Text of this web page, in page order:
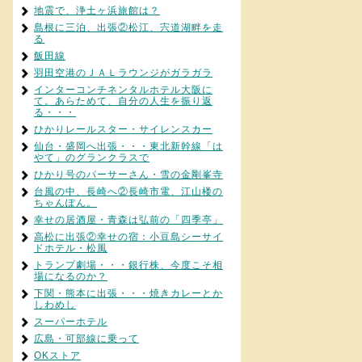
地震で、浄土ヶ浜旅館は？
島根に三泊、出張②松江、宍道湖畔を走
る
飯田線
羽田空港のＪＡＬラウンジがガラガラ
インターコンチネンタルホテル大阪に
て。あらためて、自分の人生を振り返
る・・・
ひかりレールスター・サイレンスカー
仙台・盛岡へ出張・・・東北新幹線「は
やて」のグランクラスで
ひかり号のパーサーさん・雪の金剛峯寺
台風の中、長崎へ②長崎市電、江山楼の
ちゃんぽん。
幸せの居酒屋・青森は弘前の「四季亭」
高松に出張②幸せの宿：小豆島シーサイ
ドホテル・松風
トランプ劇場・・・銀行株、今度こそ相
場になるのか？
下関・熊本に出張・・・焼きカレーとか
しわめし
スーパーホテル
広島・可部線に乗って
OKストア